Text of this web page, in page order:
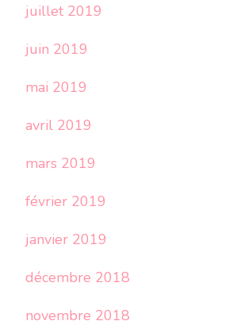
juillet 2019
juin 2019
mai 2019
avril 2019
mars 2019
février 2019
janvier 2019
décembre 2018
novembre 2018